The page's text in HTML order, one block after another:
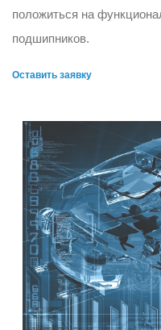
положиться на
подшипников.
Оставить заявку